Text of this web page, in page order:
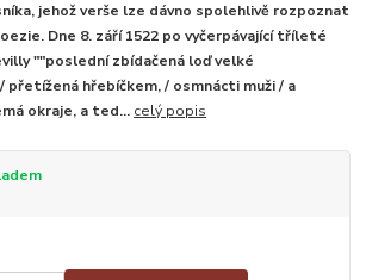
jehož verše lze dávno spolehlivě rozpoznat
Dne 8. září 1522 po vyčerpávající tříleté
""poslední zbídačená loď velké
přetížená hřebíčkem, / osmnácti muži / a
okraje, a ted... celý popis